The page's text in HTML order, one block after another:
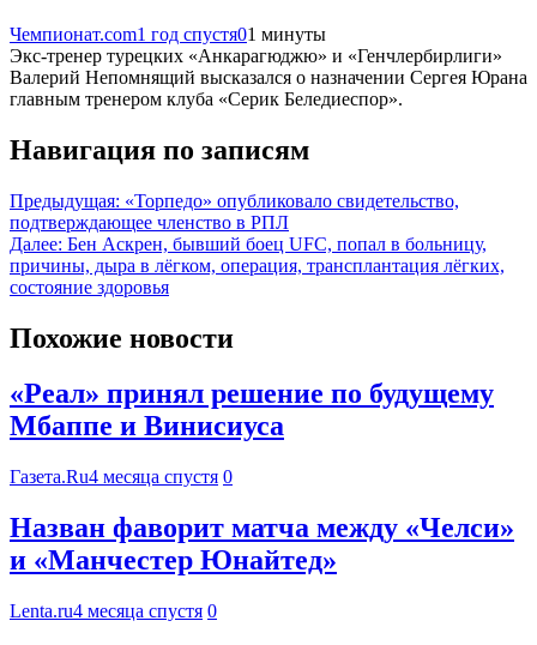
Чемпионат.com1 год спустя01 минуты
Экс-тренер турецких «Анкарагюджю» и «Генчлербирлиги»
Валерий Непомнящий высказался о назначении Сергея Юрана
главным тренером клуба «Серик Беледиеспор».
Навигация по записям
Предыдущая: «Торпедо» опубликовало свидетельство,
подтверждающее членство в РПЛ
Далее: Бен Аскрен, бывший боец UFC, попал в больницу,
причины, дыра в лёгком, операция, трансплантация лёгких,
состояние здоровья
Похожие новости
«Реал» принял решение по будущему
Мбаппе и Винисиуса
Газета.Ru4 месяца спустя 0
Назван фаворит матча между «Челси»
и «Манчестер Юнайтед»
Lenta.ru4 месяца спустя 0